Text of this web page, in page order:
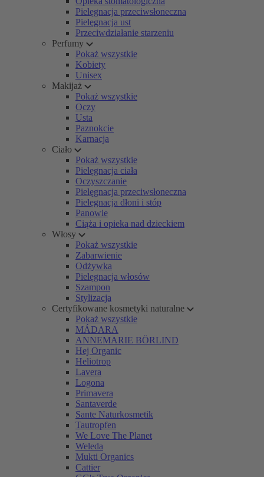
Pielęgnacja przeciwsłoneczna
Pielęgnacja ust
Przeciwdziałanie starzeniu
Perfumy
Pokaż wszystkie
Kobiety
Unisex
Makijaż
Pokaż wszystkie
Oczy
Usta
Paznokcie
Karnacja
Ciało
Pokaż wszystkie
Pielęgnacja ciała
Oczyszczanie
Pielęgnacja przeciwsłoneczna
Pielęgnacja dłoni i stóp
Panowie
Ciąża i opieka nad dzieckiem
Włosy
Pokaż wszystkie
Zabarwienie
Odżywka
Pielęgnacja włosów
Szampon
Stylizacja
Certyfikowane kosmetyki naturalne
Pokaż wszystkie
MÁDARA
ANNEMARIE BÖRLIND
Hej Organic
Heliotrop
Lavera
Logona
Primavera
Santaverde
Sante Naturkosmetik
Tautropfen
We Love The Planet
Weleda
Mukti Organics
Cattier